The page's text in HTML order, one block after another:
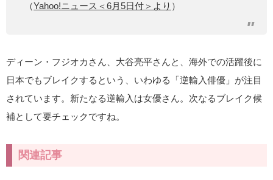
（Yahoo!ニュース＜6月5日付＞より ）
ディーン・フジオカさん、大谷亮平さんと、海外での活躍後に
日本でもブレイクするという、いわゆる「逆輸入俳優」が注目
されています。新たなる逆輸入は女優さん。次なるブレイク候
補として要チェックですね。
関連記事